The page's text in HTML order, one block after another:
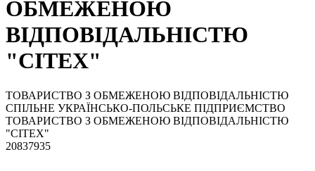
ОБМЕЖЕНОЮ
ВІДПОВІДАЛЬНІСТЮ
"СІТЕХ"
ТОВАРИСТВО З ОБМЕЖЕНОЮ ВІДПОВІДАЛЬНІСТЮ
СПІЛЬНЕ УКРАЇНСЬКО-ПОЛЬСЬКЕ ПІДПРИЄМСТВО
ТОВАРИСТВО З ОБМЕЖЕНОЮ ВІДПОВІДАЛЬНІСТЮ
"СІТЕХ"
20837935